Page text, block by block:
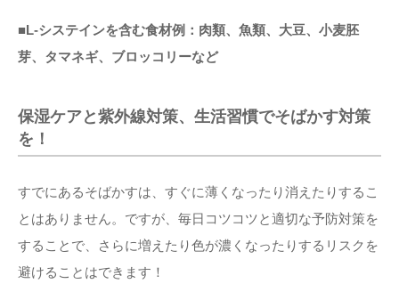
■L-システインを含む食材例：肉類、魚類、大豆、小麦胚
芽、タマネギ、ブロッコリーなど
保湿ケアと紫外線対策、生活習慣でそばかす対策
を！
すでにあるそばかすは、すぐに薄くなったり消えたりするこ
とはありません。ですが、毎日コツコツと適切な予防対策を
することで、さらに増えたり色が濃くなったりするリスクを
避けることはできます！